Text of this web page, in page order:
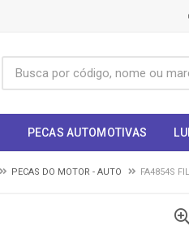
PECAS AUTOMOTIVAS
PECAS DO MOTOR - AUTO FA4854S